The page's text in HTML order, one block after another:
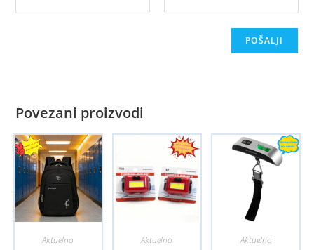
Povezani proizvodi
Aktuelno Aktuelno Aktuelno